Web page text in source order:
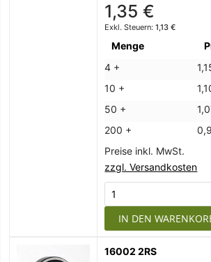
1,35 €
1,13 €
Menge
4 +
10 +
50 +
200 +
Preise inkl. MwSt.
zzgl. Versandkosten
IN DEN
16002 2RS